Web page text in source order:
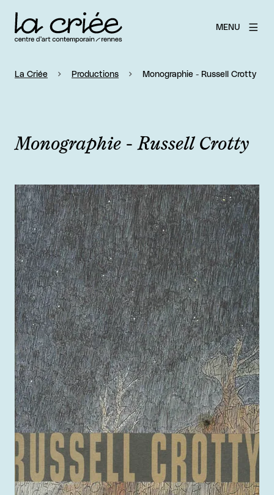
MENU
La Criée Productions Monographie - Russell Crotty
Monographie - Russell Crotty
Agrandir